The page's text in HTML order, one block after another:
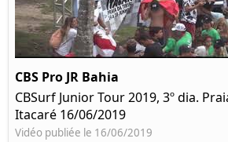
CBS Pro JR Bahia
CBSurf Junior Tour 2019, 3º dia.
Itacaré 16/06/2019
Vidéo publiée le 16/06/2019